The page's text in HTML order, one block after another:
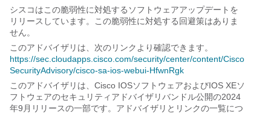
シスコはこの脆弱性に対処するソフトウェアアップデートを
リリースしています。この脆弱性に対処する回避策はありま
せん。
このアドバイザリは、次のリンクより確認できます。
https://sec.cloudapps.cisco.com/security/center/content/Cisco
SecurityAdvisory/cisco-sa-ios-webui-HfwnRgk
このアドバイザリは、Cisco IOSソフトウェアおよびIOS XEソ
フトウェアのセキュリティアドバイザリバンドル公開の2024
年9月リリースの一部です。アドバイザリとリンクの一覧につ